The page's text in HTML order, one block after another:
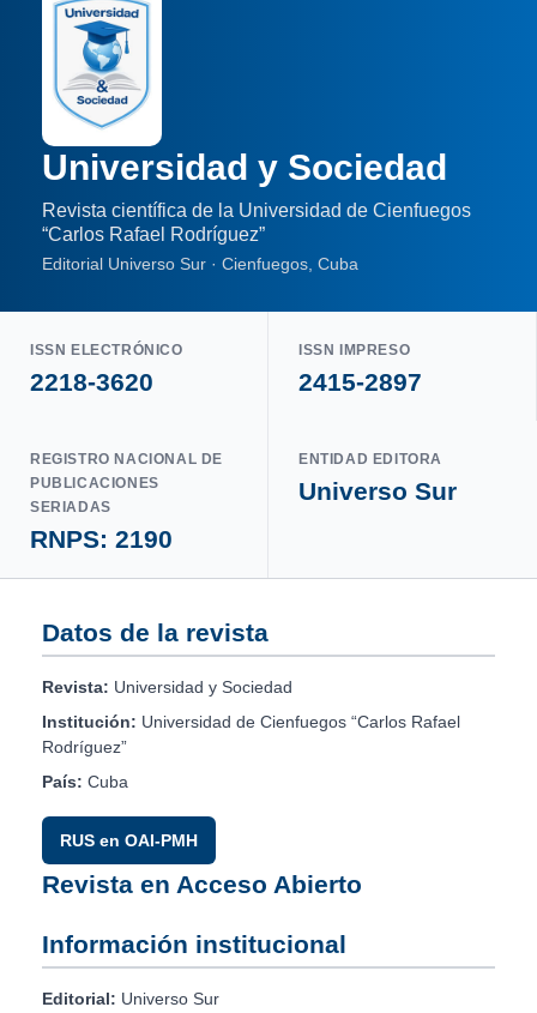
Universidad y Sociedad
Revista científica de la Universidad de Cienfuegos
“Carlos Rafael Rodríguez”
Editorial Universo Sur · Cienfuegos, Cuba
ISSN ELECTRÓNICO
2218-3620
ISSN IMPRESO
2415-2897
REGISTRO NACIONAL DE
PUBLICACIONES
SERIADAS
RNPS: 2190
ENTIDAD EDITORA
Universo Sur
Datos de la revista
Revista: Universidad y Sociedad
Institución: Universidad de Cienfuegos “Carlos Rafael
Rodríguez”
País: Cuba
RUS en OAI-PMH
Revista en Acceso Abierto
Información institucional
Editorial: Universo Sur